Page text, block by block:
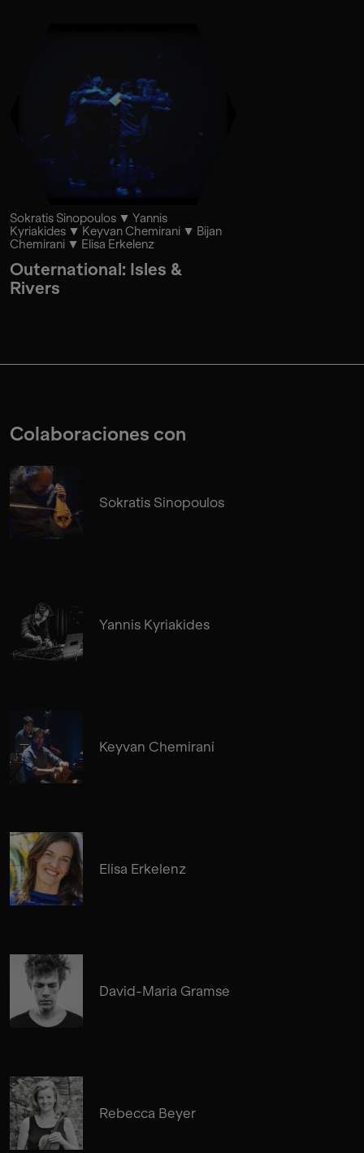
Sokratis Sinopoulos
Yannis
Kyriakides
Keyvan Chemirani
Bijan
Chemirani
Elisa Erkelenz
Outernational: Isles &
Rivers
Colaboraciones con
Sokratis Sinopoulos
Yannis Kyriakides
Keyvan Chemirani
Elisa Erkelenz
David-Maria Gramse
Rebecca Beyer